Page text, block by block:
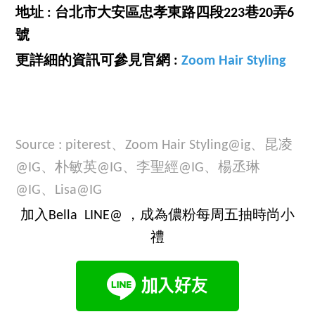
地址 : 台北市大安區忠孝東路四段223巷20弄6
號
更詳細的資訊可參見官網 : Zoom Hair Styling
Source : piterest、Zoom Hair Styling@ig、昆凌
@IG、朴敏英@IG、李聖經@IG、楊丞琳
@IG、Lisa@IG
加入Bella LINE@ ，成為儂粉每周五抽時尚小
禮